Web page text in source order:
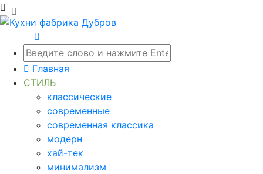
Главная
СТИЛЬ
классические
современные
современная классика
модерн
хай-тек
минимализм